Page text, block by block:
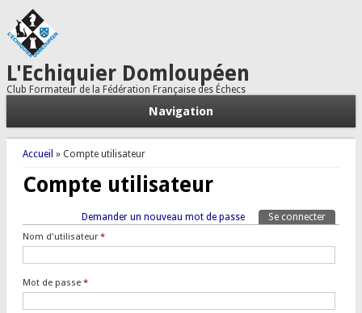
L'Echiquier Domloupéen
Club Formateur de la Fédération Française des Échecs
Navigation
Vous êtes ici
Accueil » Compte utilisateur
Compte utilisateur
Onglets principaux Se connecter
Demander un nouveau mot de passe
Tertiary tabs
Nom d'utilisateur*
Mot de passe *